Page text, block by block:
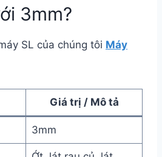
3mm?
SL của chúng tôi Máy
Giá trị / Mô tả
3mm